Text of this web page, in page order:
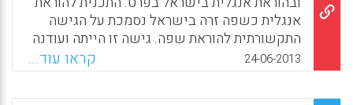
WhatsApp
Facebook
Email
X
אנגלית כשפה זרה בישראל נסמכת על הגישה
התקשורתית להוראת שפה. גישה זו הייתה ועודנה
מקובלת במקומות רבים בעולם. אף שאינה
מושתת ישירות ובאופן מוצהר על הפילוסופיה
הקונסטרוקטיביסיטית , ניתן לראות כי היבטים
24-06-2013 קראו עוד...